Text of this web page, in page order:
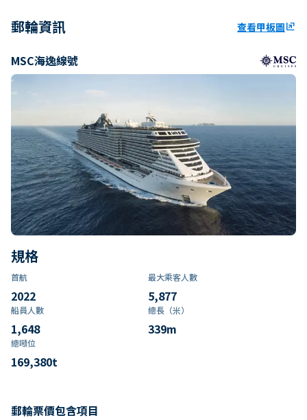
郵輪資訊 查看甲板圖ungroup
MSC海逸線號
規格
首航
2022
最大乘客人數
5,877
船員人數
1,648
總長（米）
339m
總噸位
169,380t
郵輪票價包含項目